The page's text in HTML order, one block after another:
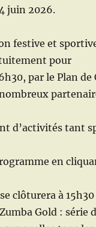
juin 2026.
festive et
pour
par le Plan de
d’activités tant
en
clôturera à
Gold : série